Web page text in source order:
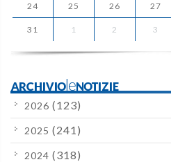
24 25 26 27
31 1 2 3
ARCHIVIOleNOTIZIE
2026 (123)
2025 (241)
2024 (318)